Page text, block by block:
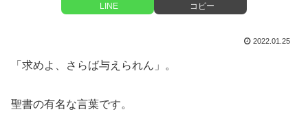
LINE コピー
2022.01.25
「求めよ、さらば与えられん」。
聖書の有名な言葉です。